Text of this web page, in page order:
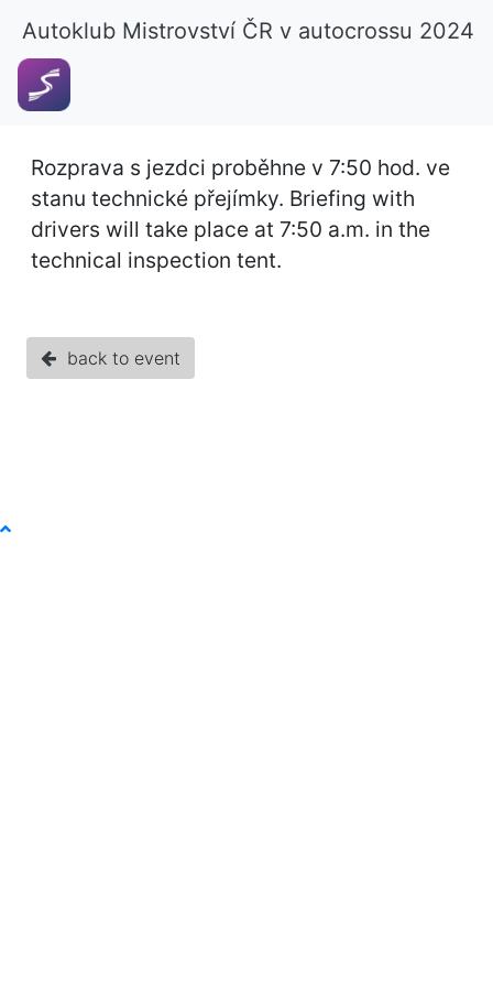
Autoklub Mistrovství ČR v autocrossu 2024
Rozprava s jezdci proběhne v 7:50 hod. ve
stanu technické přejímky. Briefing with
drivers will take place at 7:50 a.m. in the
technical inspection tent.
back to event